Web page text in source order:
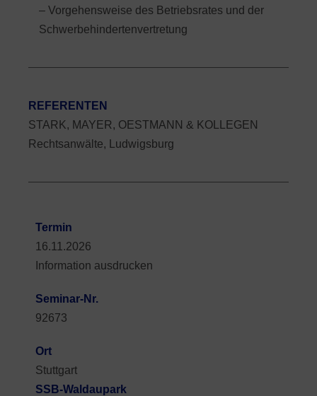
– Vorgehensweise des Betriebsrates und der
Schwerbehindertenvertretung
REFERENTEN
STARK, MAYER, OESTMANN & KOLLEGEN
Rechtsanwälte, Ludwigsburg
Termin
16.11.2026
Information ausdrucken
Seminar-Nr.
92673
Ort
Stuttgart
SSB-Waldaupark